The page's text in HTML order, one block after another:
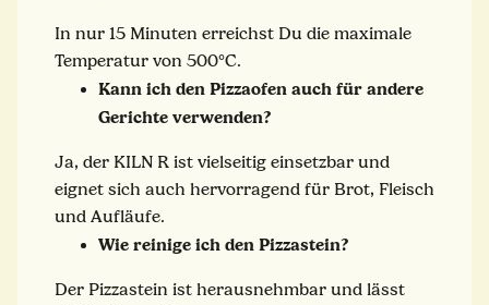
In nur 15 Minuten erreichst Du die maximale
Temperatur von 500°C.
Kann ich den Pizzaofen auch für andere
Gerichte verwenden?
Ja, der KILN R ist vielseitig einsetzbar und
eignet sich auch hervorragend für Brot, Fleisch
und Aufläufe.
Wie reinige ich den Pizzastein?
Der Pizzastein ist herausnehmbar und lässt